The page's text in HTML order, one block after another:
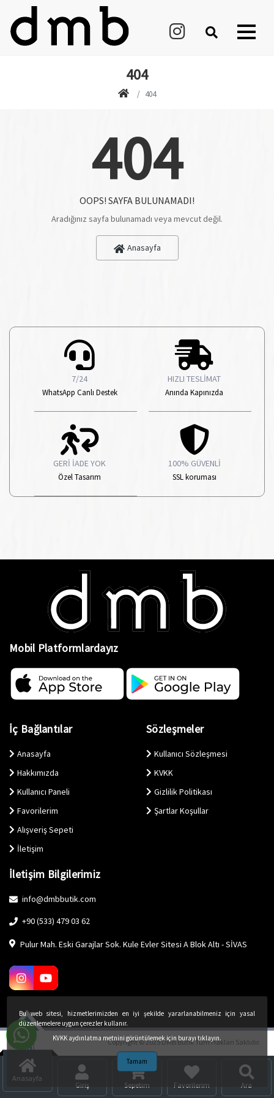
404
404
404
OOPS! SAYFA BULUNAMADI!
Aradığınız sayfa bulunamadı veya mevcut değil.
Anasayfa
7/24
WhatsApp Canlı Destek
HIZLI TESLİMAT
Anında Kapınızda
GERİ İADE YOK
Özel Tasarım
100% GÜVENLİ
SSL koruması
Mobil Platformlardayız
İç Bağlantılar
Anasayfa
Hakkımızda
Kullanıcı Paneli
Favorilerim
Alışveriş Sepeti
İletişim
Sözleşmeler
Kullanıcı Sözleşmesi
KVKK
Gizlilik Politikası
Şartlar Koşullar
İletişim Bilgilerimiz
info@dmbbutik.com
+90 (533) 479 03 62
Pulur Mah. Eski Garajlar Sok. Kule Evler Sitesi A Blok Altı - SİVAS
Copyright © 2025 DMB Butik Tüm Hakları Saklıdır.
Anasayfa
Giriş Sepetim Favorilerim Ara
Bu web sitesi, hizmetlerimizden en iyi şekilde yararlanabilmeniz için yasal
düzenlemelere uygun çerezler kullanır.
KVKK aydınlatma metnini görüntülemek için burayı tıklayın.
Tamam